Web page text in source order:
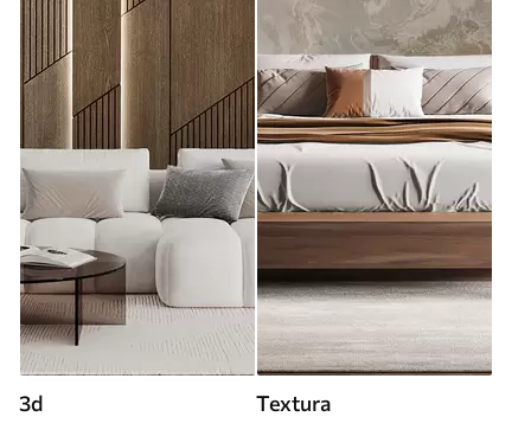
3d Textura